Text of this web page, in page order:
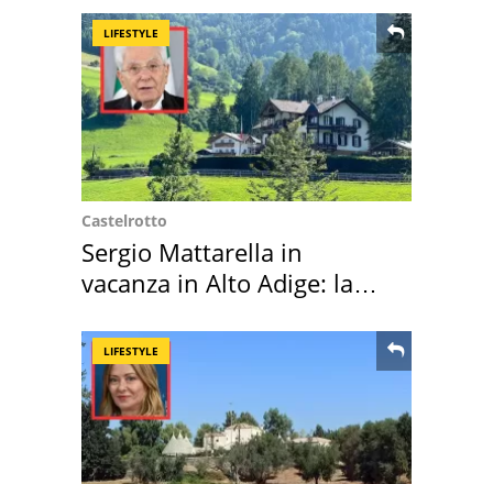
LIFESTYLE
Castelrotto
Sergio Mattarella in
vacanza in Alto Adige: la
LIFESTYLE